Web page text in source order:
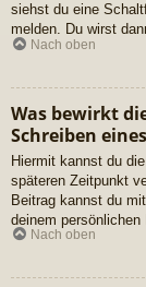
siehst du eine
melden. Du wirst
Nach oben
Was bewirkt
Schreiben
Hiermit kannst du
späteren Zeitpunkt
Beitrag kannst du
deinem persönlichen
Nach oben